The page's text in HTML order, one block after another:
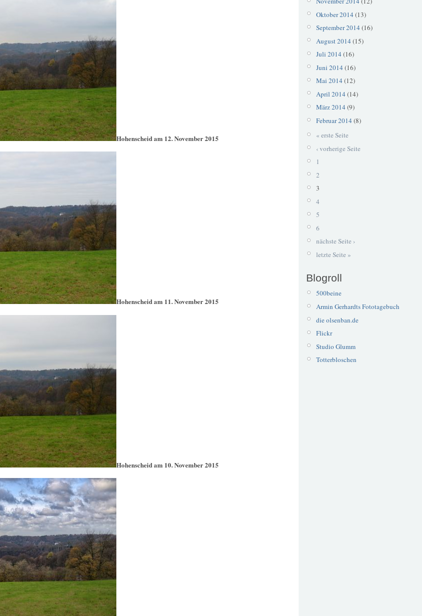
Hohenscheid am 12. November 2015
Hohenscheid am 11. November 2015
Hohenscheid am 10. November 2015
Oktober 2014 (13)
September 2014 (16)
August 2014 (15)
Juli 2014 (16)
Juni 2014 (16)
Mai 2014 (12)
April 2014 (14)
März 2014 (9)
Februar 2014 (8)
« erste Seite
‹ vorherige Seite
1
2
3
4
5
6
nächste Seite ›
letzte Seite »
Blogroll
500beine
Armin Gerhardts Fototagebuch
die olsenban.de
Flickr
Studio Glumm
Totterbloschen